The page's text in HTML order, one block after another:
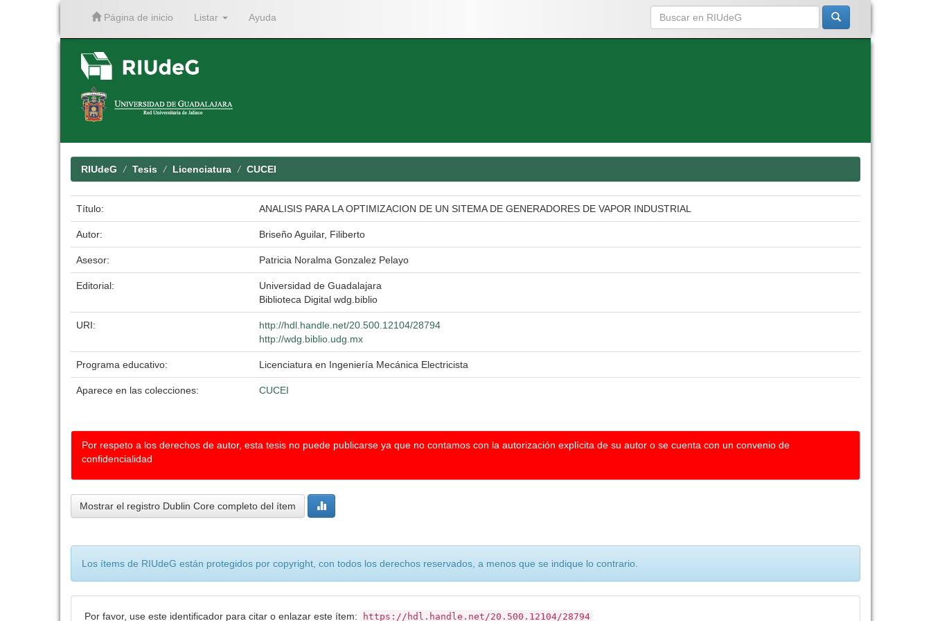
Página de inicio Listar Ayuda
RIUdeG Tesis Licenciatura CUCEI
Título: ANALISIS PARA LA OPTIMIZACION DE UN SITEMA DE GENERADORES DE VAPOR INDUSTRIAL
Autor: Briseño Aguilar, Filiberto
Asesor: Patricia Noralma Gonzalez Pelayo
Editorial:
Universidad de Guadalajara
Biblioteca Digital wdg.biblio
URI:
http://hdl.handle.net/20.500.12104/28794
http://wdg.biblio.udg.mx
Programa educativo: Licenciatura en Ingeniería Mecánica Electricista
Aparece en las colecciones: CUCEI
Por respeto a los derechos de autor, esta tesis no puede publicarse ya que no contamos con la autorización explícita de su autor o se cuenta con un convenio de
confidencialidad
Mostrar el registro Dublin Core completo del ítem
Los ítems de RIUdeG están protegidos por copyright, con todos los derechos reservados, a menos que se indique lo contrario.
Por favor, use este identificador para citar o enlazar este ítem: https://hdl.handle.net/20.500.12104/28794